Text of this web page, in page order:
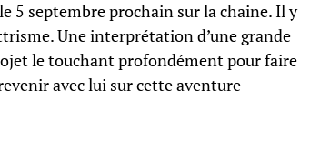
5 septembre prochain sur la chaine. Il y
Une interprétation d’une grande
le touchant profondément pour faire
avec lui sur cette aventure